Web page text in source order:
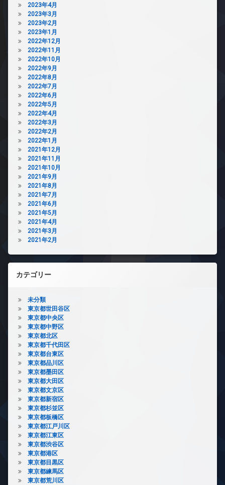
2023年4月
2023年3月
2023年2月
2023年1月
2022年12月
2022年11月
2022年10月
2022年9月
2022年8月
2022年7月
2022年6月
2022年5月
2022年4月
2022年3月
2022年2月
2022年1月
2021年12月
2021年11月
2021年10月
2021年9月
2021年8月
2021年7月
2021年6月
2021年5月
2021年4月
2021年3月
2021年2月
カテゴリー
未分類
東京都世田谷区
東京都中央区
東京都中野区
東京都北区
東京都千代田区
東京都台東区
東京都品川区
東京都墨田区
東京都大田区
東京都文京区
東京都新宿区
東京都杉並区
東京都板橋区
東京都江戸川区
東京都江東区
東京都渋谷区
東京都港区
東京都目黒区
東京都練馬区
東京都荒川区